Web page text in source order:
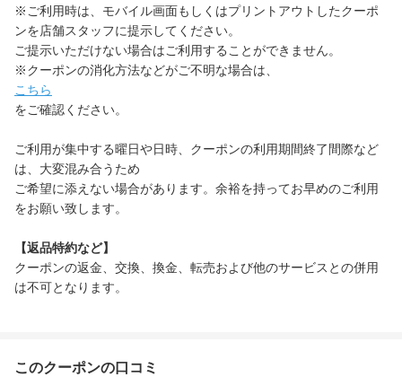
※ご利用時は、モバイル画面もしくはプリントアウトしたクーポ
ンを店舗スタッフに提示してください。
ご提示いただけない場合はご利用することができません。
※クーポンの消化方法などがご不明な場合は、
こちら
をご確認ください。
ご利用が集中する曜日や日時、クーポンの利用期間終了間際など
は、大変混み合うため
ご希望に添えない場合があります。余裕を持ってお早めのご利用
をお願い致します。
【返品特約など】
クーポンの返金、交換、換金、転売および他のサービスとの併用
は不可となります。
このクーポンの口コミ